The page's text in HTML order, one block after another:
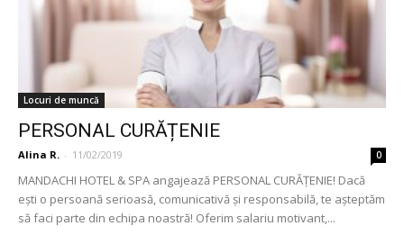
Locuri de muncă
PERSONAL CURĂȚENIE
Alina R. - 11/02/2019 0
MANDACHI HOTEL & SPA angajează PERSONAL CURĂȚENIE! Dacă
ești o persoană serioasă, comunicativă și responsabilă, te așteptăm
să faci parte din echipa noastră! Oferim salariu motivant,...